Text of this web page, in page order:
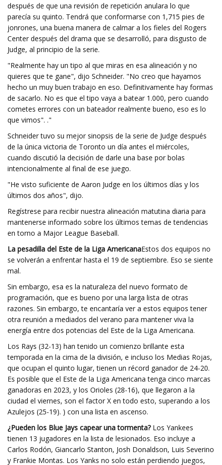
después de que una revisión de repetición anulara lo que
parecía su quinto. Tendrá que conformarse con 1,715 pies de
jonrones, una buena manera de calmar a los fieles del Rogers
Center después del drama que se desarrolló, para disgusto de
Judge, al principio de la serie.
"Realmente hay un tipo al que miras en esa alineación y no
quieres que te gane", dijo Schneider. "No creo que hayamos
hecho un muy buen trabajo en eso. Definitivamente hay formas
de sacarlo. No es que el tipo vaya a batear 1.000, pero cuando
cometes errores con un bateador realmente bueno, eso es lo
que vimos". ."
Schneider tuvo su mejor sinopsis de la serie de Judge después
de la única victoria de Toronto un día antes el miércoles,
cuando discutió la decisión de darle una base por bolas
intencionalmente al final de ese juego.
"He visto suficiente de Aaron Judge en los últimos días y los
últimos dos años", dijo.
Regístrese para recibir nuestra alineación matutina diaria para
mantenerse informado sobre los últimos temas de tendencias
en torno a Major League Baseball.
La pesadilla del Este de la Liga AmericanaEstos dos equipos no
se volverán a enfrentar hasta el 19 de septiembre. Eso se siente
mal.
Sin embargo, esa es la naturaleza del nuevo formato de
programación, que es bueno por una larga lista de otras
razones. Sin embargo, te encantaría ver a estos equipos tener
otra reunión a mediados del verano para mantener viva la
energía entre dos potencias del Este de la Liga Americana.
Los Rays (32-13) han tenido un comienzo brillante esta
temporada en la cima de la división, e incluso los Medias Rojas,
que ocupan el quinto lugar, tienen un récord ganador de 24-20.
Es posible que el Este de la Liga Americana tenga cinco marcas
ganadoras en 2023, y los Orioles (28-16), que llegaron a la
ciudad el viernes, son el factor X en todo esto, superando a los
Azulejos (25-19). ) con una lista en ascenso.
¿Pueden los Blue Jays capear una tormenta?Los Yankees
tienen 13 jugadores en la lista de lesionados. Eso incluye a
Carlos Rodón, Giancarlo Stanton, Josh Donaldson, Luis Severino
y Frankie Montas. Los Yanks no solo están perdiendo juegos,